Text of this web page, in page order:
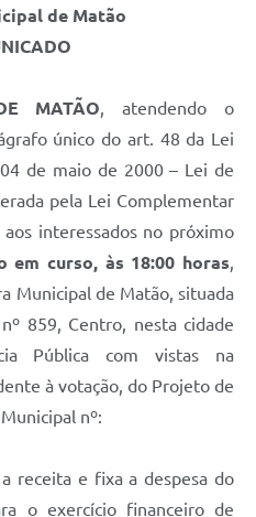
de Matão
MATÃO, atendendo o
único do art. 48 da Lei
de maio de 2000 – Lei de
pela Lei Complementar
interessados no próximo
em curso, às 18:00 horas,
Municipal de Matão, situada
859, Centro, nesta cidade
Pública com vistas na
à votação, do Projeto de
nº:
receita e fixa a despesa do
o exercício financeiro de